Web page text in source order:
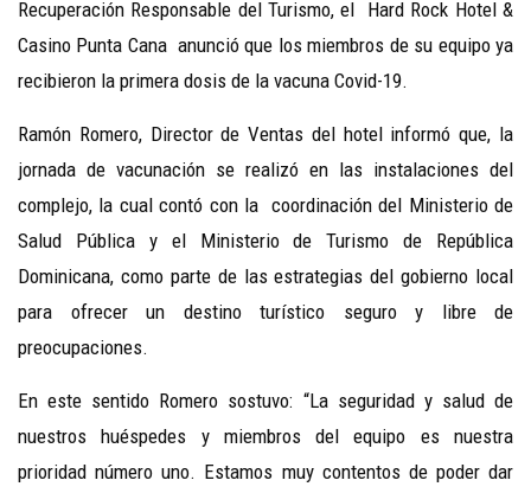
Recuperación Responsable del Turismo, el Hard Rock Hotel &
Casino Punta Cana anunció que los miembros de su equipo ya
recibieron la primera dosis de la vacuna Covid-19.
Ramón Romero, Director de Ventas del hotel informó que, la
jornada de vacunación se realizó en las instalaciones del
complejo, la cual contó con la coordinación del Ministerio de
Salud Pública y el Ministerio de Turismo de República
Dominicana, como parte de las estrategias del gobierno local
para ofrecer un destino turístico seguro y libre de
preocupaciones.
En este sentido Romero sostuvo: “La seguridad y salud de
nuestros huéspedes y miembros del equipo es nuestra
prioridad número uno. Estamos muy contentos de poder dar